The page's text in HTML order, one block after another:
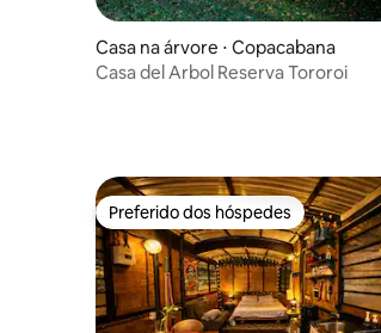
Casa na árvore ⋅ Copacabana
Casa del Arbol Reserva Tororoi
Preferido dos hóspedes
Preferido dos hóspedes